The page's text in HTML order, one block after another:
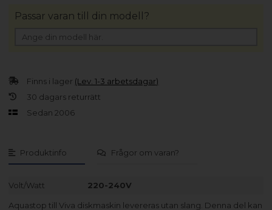
Produktinfo Frågor om varan?
Volt/Watt 220-240V
Aquastop till Viva diskmaskin levereras utan slang. Denna del kan
Finns i lager (Lev. 1-3 arbetsdagar)
30 dagars returrätt
Sedan 2006
Passar varan till din modell?